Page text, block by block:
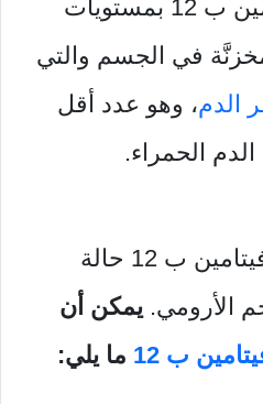
يتم تعريف نقص فيتامين ب 12 بمستويات
من ب12 المخزنَّة في الجسم والتي
الدم، وهو عدد أقل
الحمراء.
عادة ما يُسبب نقص فيتامين ب 12 حالة
الأرومي. يمكن أن
ب 12 ما يلي: